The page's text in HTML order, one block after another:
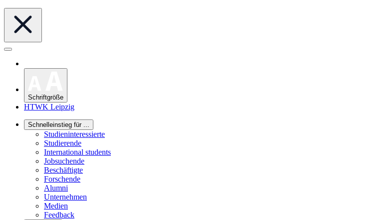
Schriftgröße
HTWK Leipzig
Schnelleinstieg für ...
Studieninteressierte
Studierende
International students
Jobsuchende
Beschäftigte
Forschende
Alumni
Unternehmen
Medien
Feedback